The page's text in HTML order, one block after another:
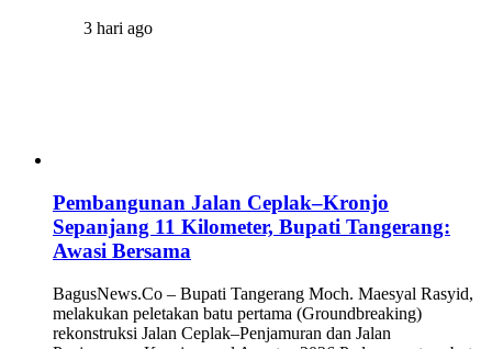
3 hari ago
Pembangunan Jalan Ceplak–Kronjo
Sepanjang 11 Kilometer, Bupati Tangerang:
Awasi Bersama
BagusNews.Co – Bupati Tangerang Moch. Maesyal Rasyid,
melakukan peletakan batu pertama (Groundbreaking)
rekonstruksi Jalan Ceplak–Penjamuran dan Jalan